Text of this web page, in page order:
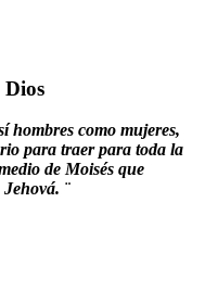
hombres como mujeres,
para traer para toda la
de Moisés que
¨